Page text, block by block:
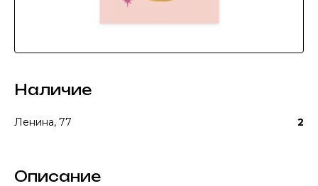
Наличие
Ленина, 77 2
Описание